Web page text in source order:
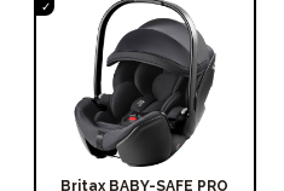
Britax BABY-SAFE PRO